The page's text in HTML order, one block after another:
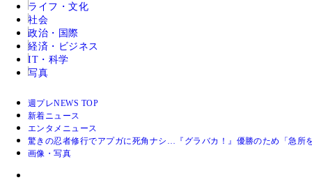
ライフ・文化
社会
政治・国際
経済・ビジネス
IT・科学
写真
週プレNEWS TOP
新着ニュース
エンタメニュース
驚きの忍者修行でアプガに死角ナシ…『グラバカ！』優勝のため「急所
画像・写真